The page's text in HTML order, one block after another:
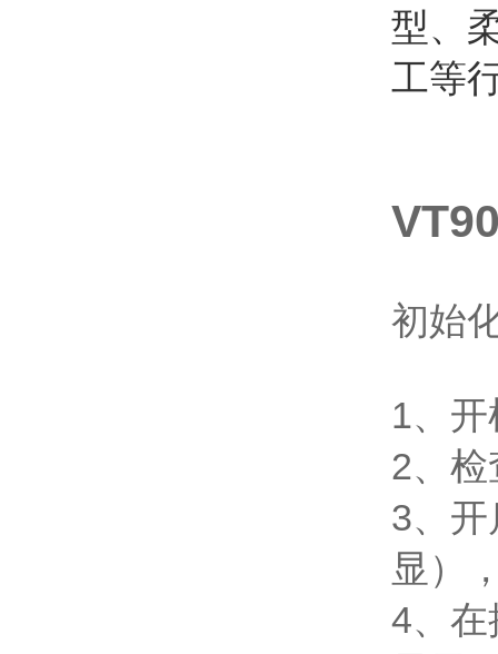
型、
工等
初始
1、
2、
3、
显）
4、在